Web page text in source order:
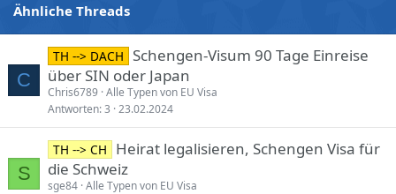
Ähnliche Threads
C
TH --> DACH
Schengen-Visum 90 Tage Einreise
über SIN oder Japan
Chris6789 Alle Typen von EU Visa
Antworten 3 23.02.2024
S
TH --> CH
Heirat legalisieren, Schengen Visa für
die Schweiz
sge84 Alle Typen von EU Visa